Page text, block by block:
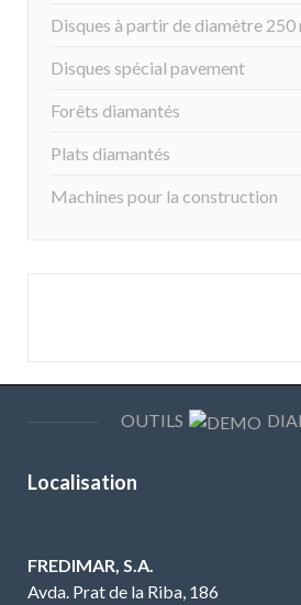
Disques à partir de diamètre 250
Disques spécial pavement
Forêts diamantés
Plats diamantés
Machines pour la construction
OUTILS
Localisation
FREDIMAR, S.A.
Avda. Prat de la Riba, 186